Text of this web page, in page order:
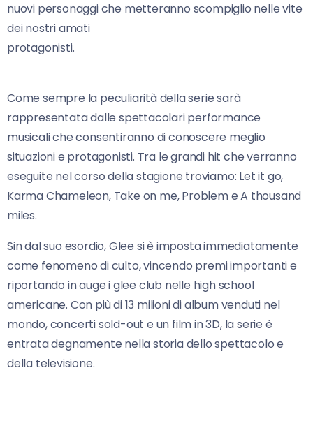
nuovi personaggi che metteranno scompiglio nelle vite
dei nostri amati
Come sempre la peculiarità della serie sarà
rappresentata dalle spettacolari performance
musicali che consentiranno di conoscere meglio
situazioni e protagonisti. Tra le grandi hit che verranno
eseguite nel corso della stagione troviamo: Let it go,
Karma Chameleon, Take on me, Problem e A thousand
miles.
Sin dal suo esordio, Glee si è imposta immediatamente
come fenomeno di culto, vincendo premi importanti e
riportando in auge i glee club nelle high school
americane. Con più di 13 milioni di album venduti nel
mondo, concerti sold-out e un film in 3D, la serie è
entrata degnamente nella storia dello spettacolo e
della televisione.